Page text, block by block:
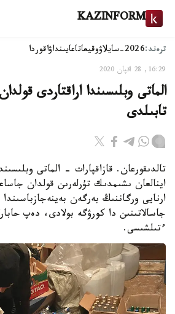
KAZINFORM
ترەند:2026-سايلاۋ وقيعاتاعايىنداۋاقوردا
16:29, 28 اقپان 2020
الماتى وبلىسىندا اراقتاردى
تابىلدى
تالدىقورعان. قازاقپارات - الماتى
اينالعان ىشىمدىك تۇرلەرىن قولدان
ارنايى ورگاننىڭ بەرگەن
جاسالاتىنىن دا كورۋگە بولادى، دەپ
ءتىلشىسى.